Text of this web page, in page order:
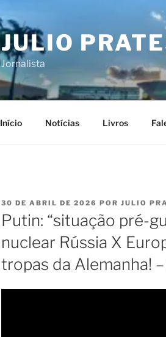
JULIO
Jornalista
Início Notícias Livros
PUBLICADO
EM
30 DE ABRIL DE 2026 POR JULIO
Putin: “situação pré-
nuclear Rússia X
tropas da Alemanha!